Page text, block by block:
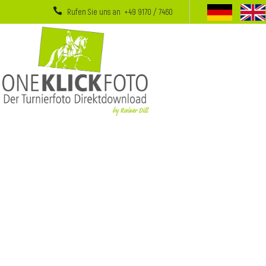
Rufen Sie uns an +49 9170 / 7460